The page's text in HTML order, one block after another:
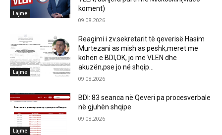
Lajme
koment)
09.08.2026
Lajme
Reagimi i zv.sekretarit të qeverisë Hasim
Murtezani as mish as peshk,meret me
kohën e BDI,OK, jo me VLEN dhe
akuzën,pse jo në shqip...
09.08.2026
Lajme
BDI: 83 seanca në Qeveri pa procesverbale
në gjuhën shqipe
09.08.2026